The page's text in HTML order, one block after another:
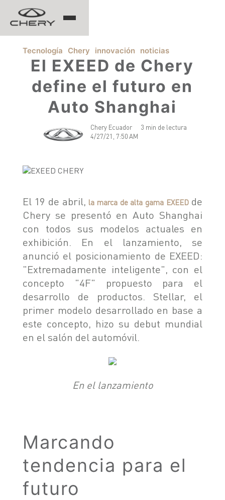
TIGGO 8 PRO
TIGGO 4 PRO
TIGGO 2 PRO MAX
TIGGO 7 PHEV "CSH"
TIGGO 8 PHEV "CSH"
TIGGO 9 PHEV "CSH"
HIMLA 4X2
HIMLA 4X4
NOTICIAS
BLOG
CONTACTO
SOBRE CHERY
POSVENTA
CAMPAÑA DE
SEGURIDAD
ASSISTANCE
Tecnología Chery innovación noticias
El EXEED de Chery
define el futuro en
Auto Shanghai
Chery Ecuador
4/27/21, 7:50 AM
3 min de lectura
El 19 de abril, la marca de alta gama EXEEDde
Chery se presentó en Auto Shanghai
con todos sus modelos actuales en
exhibición. En el lanzamiento, se
anunció el posicionamiento de EXEED:
"Extremadamente inteligente", con el
concepto "4F" propuesto para el
desarrollo de productos. Stellar, el
primer modelo desarrollado en base a
este concepto, hizo su debut mundial
en el salón del automóvil.
En el lanzamiento
Marcando
tendencia para el
futuro